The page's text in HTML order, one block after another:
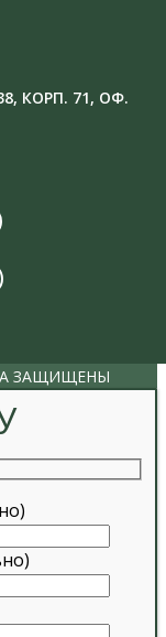
КОРП. 71, ОФ.
ЗАЩИЩЕНЫ